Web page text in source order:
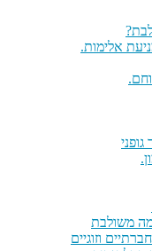
אלימות.
משולבת
וזוגיים